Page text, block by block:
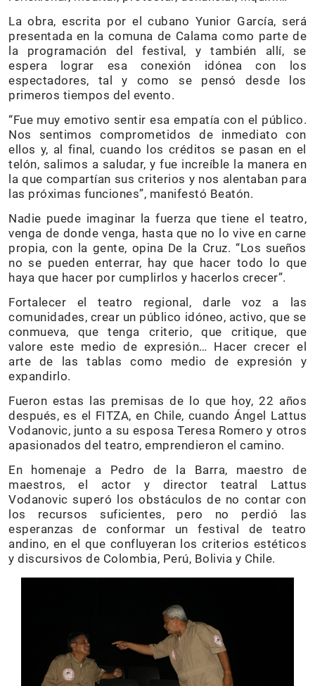
La obra, escrita por el cubano Yunior García, será
presentada en la comuna de Calama como parte de
la programación del festival, y también allí, se
espera lograr esa conexión idónea con los
espectadores, tal y como se pensó desde los
primeros tiempos del evento.
“Fue muy emotivo sentir esa empatía con el público.
Nos sentimos comprometidos de inmediato con
ellos y, al final, cuando los créditos se pasan en el
telón, salimos a saludar, y fue increíble la manera en
la que compartían sus criterios y nos alentaban para
las próximas funciones”, manifestó Beatón.
Nadie puede imaginar la fuerza que tiene el teatro,
venga de donde venga, hasta que no lo vive en carne
propia, con la gente, opina De la Cruz. “Los sueños
no se pueden enterrar, hay que hacer todo lo que
haya que hacer por cumplirlos y hacerlos crecer”.
Fortalecer el teatro regional, darle voz a las
comunidades, crear un público idóneo, activo, que se
conmueva, que tenga criterio, que critique, que
valore este medio de expresión… Hacer crecer el
arte de las tablas como medio de expresión y
expandirlo.
Fueron estas las premisas de lo que hoy, 22 años
después, es el FITZA, en Chile, cuando Ángel Lattus
Vodanovic, junto a su esposa Teresa Romero y otros
apasionados del teatro, emprendieron el camino.
En homenaje a Pedro de la Barra, maestro de
maestros, el actor y director teatral Lattus
Vodanovic superó los obstáculos de no contar con
los recursos suficientes, pero no perdió las
esperanzas de conformar un festival de teatro
andino, en el que confluyeran los criterios estéticos
y discursivos de Colombia, Perú, Bolivia y Chile.